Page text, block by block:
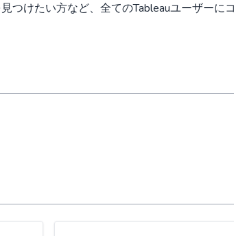
つけたい方など、全てのTableauユーザーに